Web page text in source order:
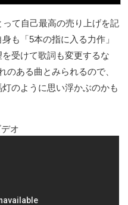
って自己最高の売り上げを記
も「5本の指に入る力作」
受けて歌詞も変更するな
のある曲とみられるので、
のように思い浮かぶのかも
オ